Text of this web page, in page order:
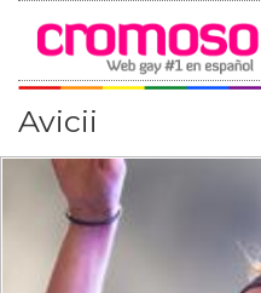
Avicii